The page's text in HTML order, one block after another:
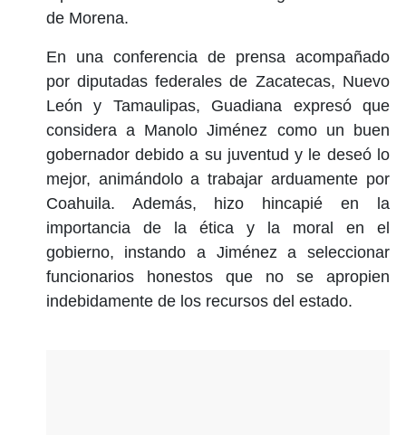
de Morena.
En una conferencia de prensa acompañado
por diputadas federales de Zacatecas, Nuevo
León y Tamaulipas, Guadiana expresó que
considera a Manolo Jiménez como un buen
gobernador debido a su juventud y le deseó lo
mejor, animándolo a trabajar arduamente por
Coahuila. Además, hizo hincapié en la
importancia de la ética y la moral en el
gobierno, instando a Jiménez a seleccionar
funcionarios honestos que no se apropien
indebidamente de los recursos del estado.